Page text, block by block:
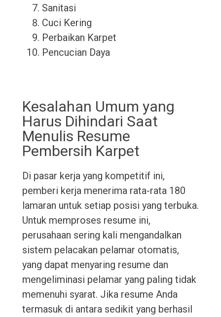
Sanitasi
Cuci Kering
Perbaikan Karpet
Pencucian Daya
Kesalahan Umum yang
Harus Dihindari Saat
Menulis Resume
Pembersih Karpet
Di pasar kerja yang kompetitif ini,
pemberi kerja menerima rata-rata 180
lamaran untuk setiap posisi yang terbuka.
Untuk memproses resume ini,
perusahaan sering kali mengandalkan
sistem pelacakan pelamar otomatis,
yang dapat menyaring resume dan
mengeliminasi pelamar yang paling tidak
memenuhi syarat. Jika resume Anda
termasuk di antara sedikit yang berhasil